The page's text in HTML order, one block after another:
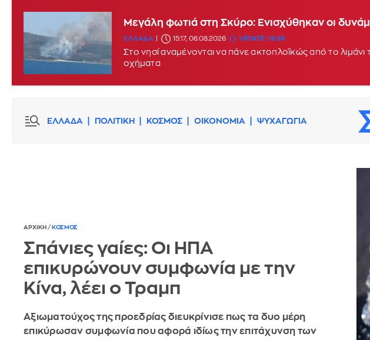
Μεγάλη φωτιά στη Σκύρο: Ενισχύθηκαν οι
ΕΛΛΑΔΑ 15:17, 06.08.2026 UPDATE: 19:38
Στο νησί αναμένονται να πάνε ακτοπλοϊκώς από το
οχήματα
ΕΛΛΑΔΑ ΠΟΛΙΤΙΚΗ ΚΟΣΜΟΣ ΟΙΚΟΝΟΜΙΑ ΨΥΧΑΓΩΓΙΑ
ΑΡΧΙΚΗ / ΚΟΣΜΟΣ
Σπάνιες γαίες: Οι ΗΠΑ
επικυρώνουν συμφωνία με την
Κίνα, λέει ο Τραμπ
Αξιωματούχος της προεδρίας διευκρίνισε πως τα δυο μέρη
επικύρωσαν συμφωνία που αφορά ιδίως την επιτάχυνση των